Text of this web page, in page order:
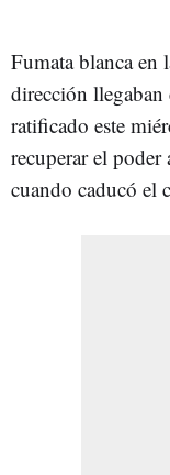
Fumata blanca en
dirección llegaban
ratificado este
recuperar el
cuando caducó el